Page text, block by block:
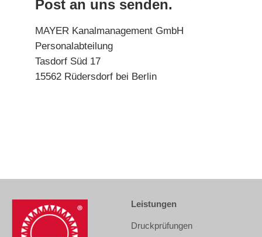
Post an uns senden.
MAYER Kanalmanagement GmbH
Personalabteilung
Tasdorf Süd 17
15562 Rüdersdorf bei Berlin
Leistungen
Druckprüfungen